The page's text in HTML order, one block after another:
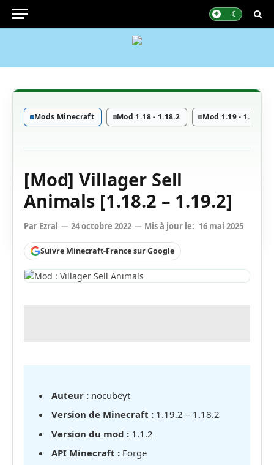
Mods Minecraft Mod 1.18 - 1.18.2 Mod 1.19 - 1.19.4
[Mod] Villager Sell
Animals [1.18.2 – 1.19.2]
Par Ezral 24 octobre 2022 Mis à jour le: 16 mai 2025
Suivre Minecraft-France sur Google
Auteur : nocubeyt
Version de Minecraft : 1.19.2 – 1.18.2
Version du mod : 1.1.2
API Minecraft : Forge